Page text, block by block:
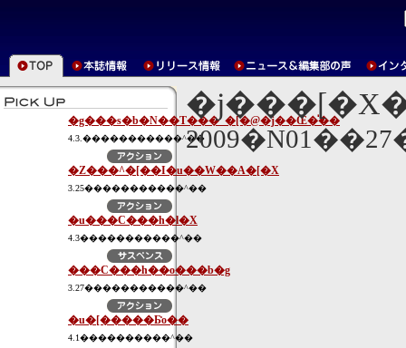
�g���s�b�N��T���_�[�@�j��Œ�̍��
4.3.�����������^��
�Z���^�[��I�u��W��A�[�X
3.25�����������^��
�u���C���h�l�X
4.3�����������^��
���C���h��o���b�g
3.27�����������^��
�u�[�����Ƃ̎o��
4.1����������^��